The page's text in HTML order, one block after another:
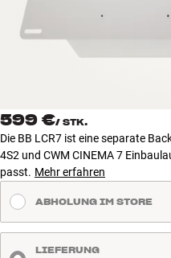
Kundendienst
Anmelden
Kundendienst
Bauen mit Klang
599 €/ STK.
Die BB LCR7 ist eine separate
4S2 und CWM CINEMA 7
passt. Mehr erfahren
ABHOLUNG IM STORE
LIEFERUNG